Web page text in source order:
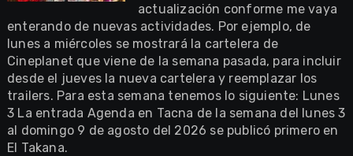
actualización conforme me vaya
enterando de nuevas actividades. Por ejemplo, de
lunes a miércoles se mostrará la cartelera de
Cineplanet que viene de la semana pasada, para incluir
desde el jueves la nueva cartelera y reemplazar los
trailers. Para esta semana tenemos lo siguiente: Lunes
3 La entrada Agenda en Tacna de la semana del lunes 3
al domingo 9 de agosto del 2026 se publicó primero en
El Takana.